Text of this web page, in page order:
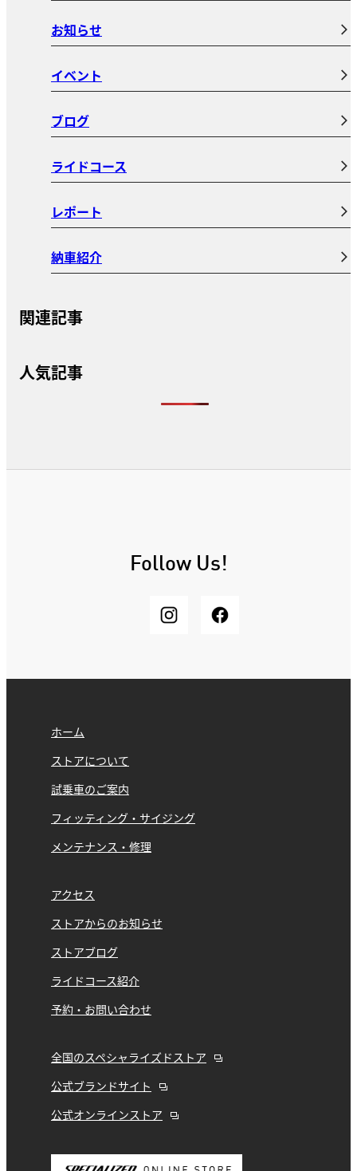
お知らせ
イベント
ブログ
ライドコース
レポート
納車紹介
関連記事
人気記事
Follow Us!
ホーム
ストアについて
試乗車のご案内
フィッティング・サイジング
メンテナンス・修理
アクセス
ストアからのお知らせ
ストアブログ
ライドコース紹介
予約・お問い合わせ
全国のスペシャライズドストア
公式ブランドサイト
公式オンラインストア